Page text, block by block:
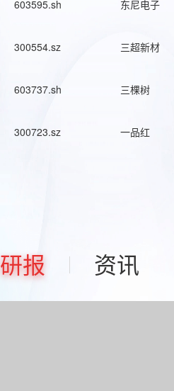
603595.sh 东尼电子
300554.sz 三超新材
603737.sh 三棵树
300723.sz 一品红
研报 资讯